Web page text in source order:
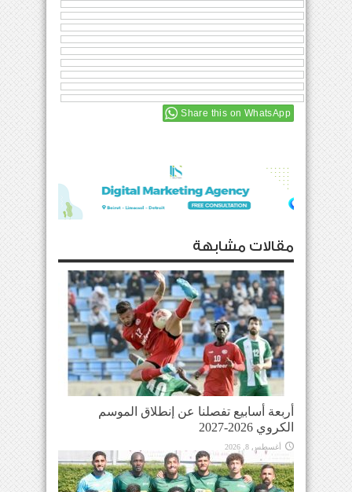
Share this on WhatsApp
مقالات مشابهة
أربعة أسابيع تفصلنا عن إنطلاق الموسم
الكروي 2026-2027
أغسطس 8, 2026